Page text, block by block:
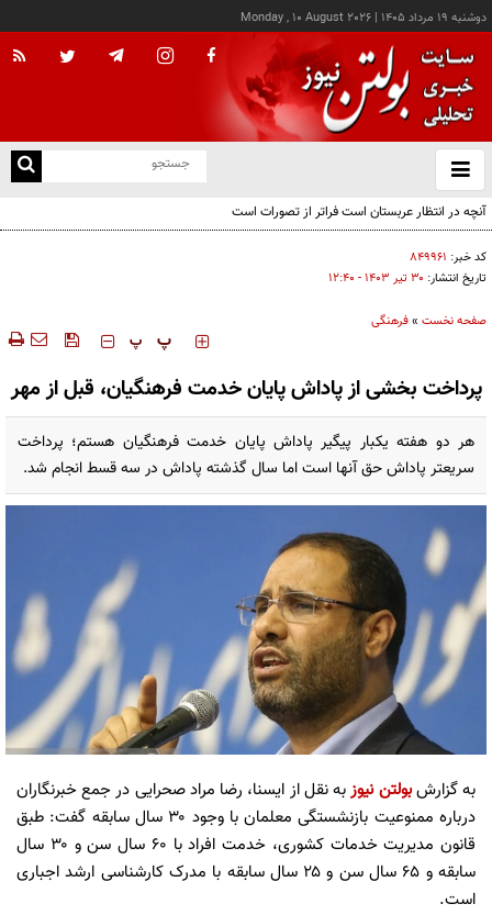
دوشنبه ۱۹ مرداد ۱۴۰۵ |
Monday , 10 August 2026
باز
و
کد خبر: ۸۴۹۹۶۱
تاریخ انتشار: ۳۰ تير ۱۴۰۳ - ۱۲:۴۰
صفحه نخست »فرهنگی
‍‍‍ پ پ
پرداخت بخشی از پاداش پایان خدمت فرهنگیان، قبل از مهر
هر دو هفته یکبار پیگیر پاداش پایان خدمت فرهنگیان هستم؛ پرداخت
سریعتر پاداش حق آنها است اما سال گذشته پاداش در سه قسط انجام شد.
به گزارشبولتن نیوزبه نقل از ایسنا، رضا مراد صحرایی در جمع خبرنگاران
درباره ممنوعیت بازنشستگی معلمان با وجود ۳۰ سال سابقه گفت: طبق
قانون مدیریت خدمات کشوری، خدمت افراد با ۶۰ سال سن و ۳۰ سال
سابقه و ۶۵ سال سن و ۲۵ سال سابقه با مدرک کارشناسی ارشد اجباری
است.